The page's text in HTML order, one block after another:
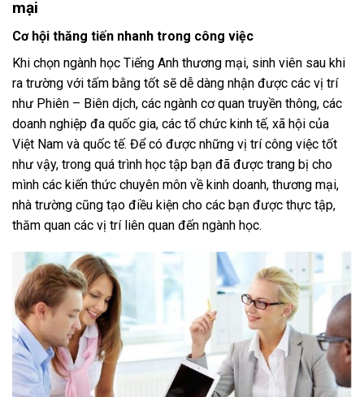
mại
Cơ hội thăng tiến nhanh trong công việc
Khi chọn ngành học Tiếng Anh thương mại, sinh viên sau khi
ra trường với tấm bằng tốt sẽ dễ dàng nhận được các vị trí
như Phiên – Biên dịch, các ngành cơ quan truyền thông, các
doanh nghiệp đa quốc gia, các tổ chức kinh tế, xã hội của
Việt Nam và quốc tế. Để có được những vị trí công việc tốt
như vậy, trong quá trình học tập bạn đã được trang bị cho
mình các kiến thức chuyên môn về kinh doanh, thương mại,
nhà trường cũng tạo điều kiện cho các bạn được thực tập,
thăm quan các vị trí liên quan đến ngành học.